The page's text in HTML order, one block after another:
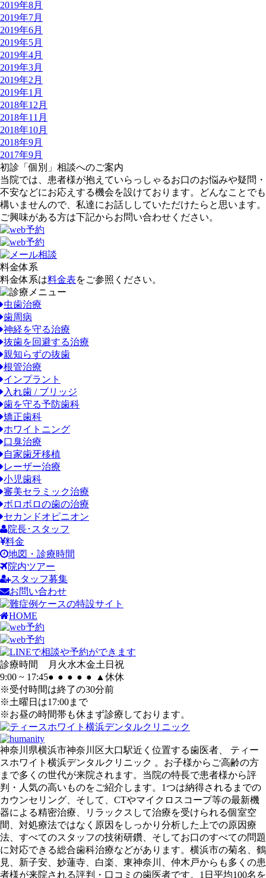
2019年8月
2019年7月
2019年6月
2019年5月
2019年4月
2019年3月
2019年2月
2019年1月
2018年12月
2018年11月
2018年10月
2018年9月
2017年9月
初診「個別」相談へのご案内
当院では、患者様が抱えていらっしゃるお口のお悩みや疑問・
不安などにお応えする機会を設けております。どんなことでも
構いませんので、私達にお話ししていただけたらと思います。
ご興味がある方は下記からお問い合わせください。
料金体系
料金体系は料金表をご参照ください。
虫歯治療
歯周病
神経を守る治療
抜歯を回避する治療
親知らずの抜歯
根管治療
インプラント
入れ歯 / ブリッジ
歯を守る予防歯科
矯正歯科
ホワイトニング
口臭治療
自家歯牙移植
レーザー治療
小児歯科
審美セラミック治療
ボロボロの歯の治療
セカンドオピニオン
院長･スタッフ
料金
地図・診療時間
院内ツアー
スタッフ募集
お問い合わせ
HOME
診療時間 月 火水木金土 日 祝
9:00 ~ 17:45● ● ● ● ● ▲ 休休
※受付時間は終了の30分前
※土曜日は17:00まで
※お昼の時間帯も休まず診療しております。
神奈川県横浜市神奈川区大口駅近く位置する歯医者、 ティー
スホワイト横浜デンタルクリニック 。お子様からご高齢の方
まで多くの世代が来院されます。当院の特長で患者様から評
判・人気の高いものをご紹介します。1つは納得されるまでの
カウンセリング、そして、CTやマイクロスコープ等の最新機
器による精密治療、リラックスして治療を受けられる個室空
間、対処療法ではなく原因をしっかり分析した上での原因療
法、すべてのスタッフの技術研鑽、そしてお口のすべての問題
に対応できる総合歯科治療などがあります。横浜市の菊名、鶴
見、新子安、妙蓮寺、白楽、東神奈川、仲木戸からも多くの患
者様が来院される評判・口コミの歯医者です。1日平均100名を